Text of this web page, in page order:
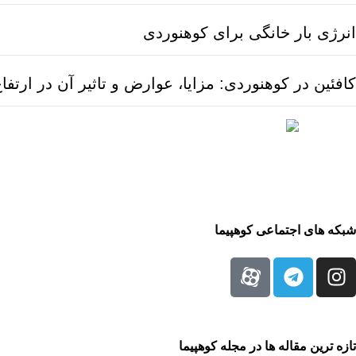
انرژی بار خانگی برای کوهنوردی
کافئین در کوهنوردی: مزایا، عوارض و تاثیر آن در
شبکه های اجتماعی کوهپیما
تازه ترین مقاله ها در مجله کوهپیما